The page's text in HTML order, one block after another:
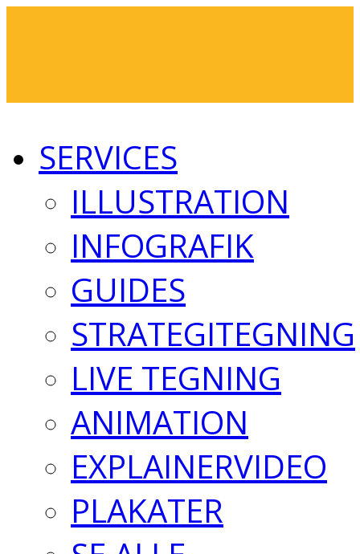
SERVICES
ILLUSTRATION
INFOGRAFIK
GUIDES
STRATEGITEGNING
LIVE TEGNING
ANIMATION
EXPLAINERVIDEO
PLAKATER